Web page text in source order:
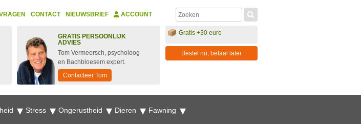
CONTACT NIEUWSBRIEF ACCOUNT
GRATIS PERSOONLIJK
ADVIES
Tom Vermeersch, psycholoog
en Bachbloesem expert.
Contacteer Tom
Gratis +30 euro
Bestel nu, betaal later
Stress Ongerustheid Dieren Fawning